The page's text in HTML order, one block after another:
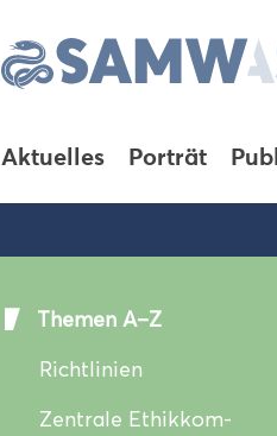
Ak­tu­el­les Por­trät
The­men A–Z
Richt­li­ni­en
Zen­tra­le Ethik­kom­